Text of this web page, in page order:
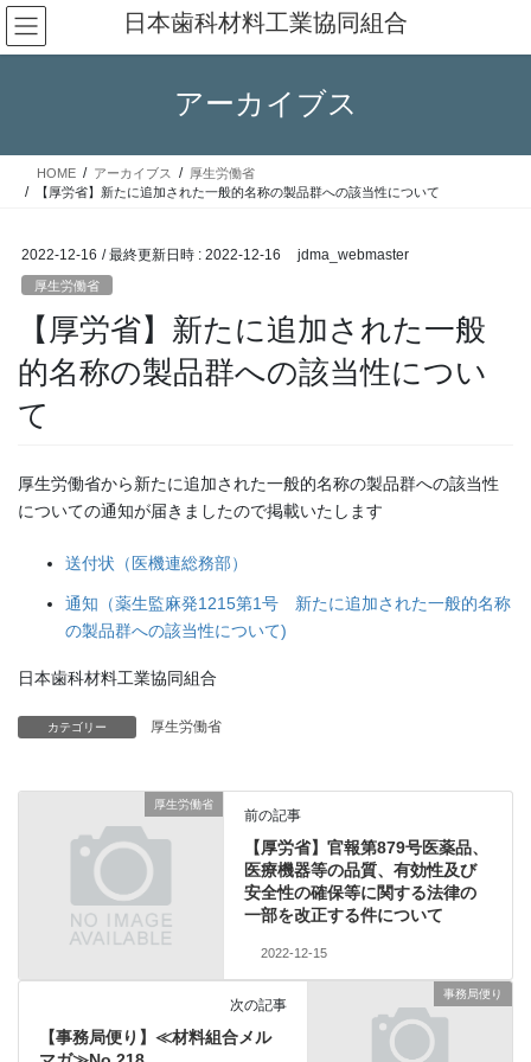
コ
ン
テ
ス
ナ
ビ
ゲ
ン
日本歯科材料工業協同組合
アーカイブス
HOME アーカイブス
厚生労働省
【厚労省】新たに追加された一般的名称の製品群への該当性について
2022-12-16 / 最終更新日時 : 2022-12-16 jdma_webmaster
厚生労働省
【厚労省】新たに追加された一般
的名称の製品群への該当性につい
て
厚生労働省から新たに追加された一般的名称の製品群への該当性
についての通知が届きましたので掲載いたします
送付状（医機連総務部）
通知（薬生監麻発1215第1号 新たに追加された一般的名称
の製品群への該当性について)
日本歯科材料工業協同組合
カテゴリー 厚生労働省
厚生労働省
前の記事
【厚労省】官報第879号医薬品、
医療機器等の品質、有効性及び
安全性の確保等に関する法律の
一部を改正する件について
2022-12-15
事務局便り
次の記事
【事務局便り】≪材料組合メル